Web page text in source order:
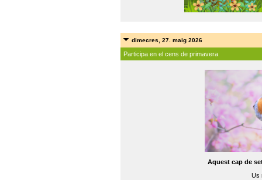
dimecres, 27. maig 2026
Participa en el cens de primavera
Aquest cap de
Us